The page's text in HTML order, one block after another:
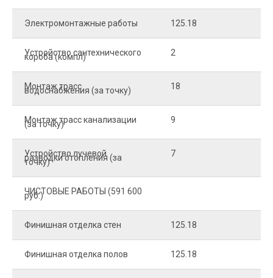
Электромонтажные работы 125.18
Устройство сантехнического
короба (компл) 2
Монтаж трасс
водоснабжения (за точку) 18
Монтаж трасс канализации
(за точку) 9
Устройство лучевой
разводки отопления (за
точку)
7
ЧИСТОВЫЕ РАБОТЫ (591 600
руб.)
Финишная отделка стен 125.18
Финишная отделка полов 125.18